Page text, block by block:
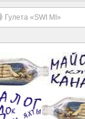
Гулета «SWI MI»